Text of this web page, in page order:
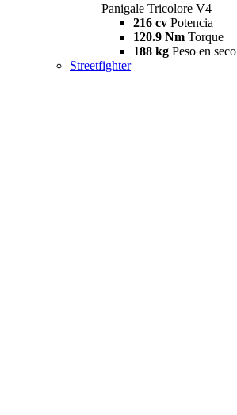
Panigale Tricolore V4
216 cv Potencia
120.9 Nm Torque
188 kg Peso en seco
Streetfighter